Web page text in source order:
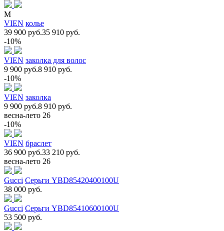
M
VIEN колье
39 900 руб.35 910 руб.
-10%
VIEN заколка для волос
9 900 руб.8 910 руб.
-10%
VIEN заколка
9 900 руб.8 910 руб.
весна-лето 26
-10%
VIEN браслет
36 900 руб.33 210 руб.
весна-лето 26
Gucci Серьги YBD85420400100U
38 000 руб.
Gucci Серьги YBD85410600100U
53 500 руб.